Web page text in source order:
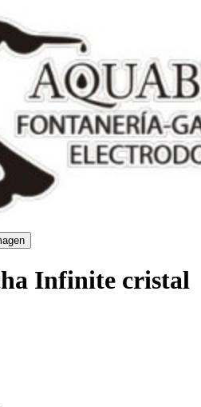
Infinite cristal